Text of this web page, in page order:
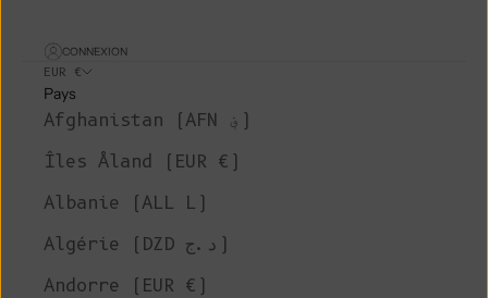
CONNEXION
EUR €
Pays
Afghanistan (AFN ؋)
Îles Åland (EUR €)
Albanie (ALL L)
Algérie (DZD د.ج)
Andorre (EUR €)